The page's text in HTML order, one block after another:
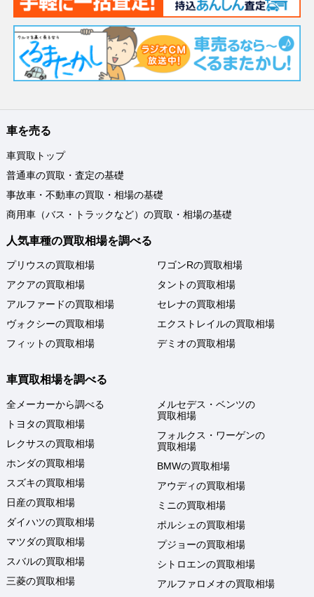
車を売る
車買取トップ
普通車の買取・査定の基礎
事故車・不動車の買取・相場の基礎
商用車（バス・トラックなど）の買取・相場の基礎
人気車種の買取相場を調べる
プリウスの買取相場
アクアの買取相場
アルファードの買取相場
ヴォクシーの買取相場
フィットの買取相場
ワゴンRの買取相場
タントの買取相場
セレナの買取相場
エクストレイルの買取相場
デミオの買取相場
車買取相場を調べる
全メーカーから調べる
トヨタの買取相場
レクサスの買取相場
ホンダの買取相場
スズキの買取相場
日産の買取相場
ダイハツの買取相場
マツダの買取相場
スバルの買取相場
三菱の買取相場
メルセデス・ベンツの
買取相場
フォルクス・ワーゲンの
買取相場
BMWの買取相場
アウディの買取相場
ミニの買取相場
ポルシェの買取相場
プジョーの買取相場
シトロエンの買取相場
アルファロメオの買取相場